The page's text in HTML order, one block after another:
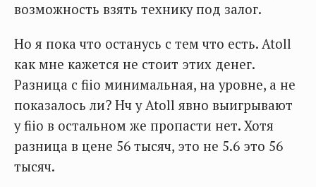
возможность взять технику под залог.
Но я пока что останусь с тем что есть. Atoll
как мне кажется не стоит этих денег.
Разница с fiio минимальная, на уровне, а не
показалось ли? Нч у Atoll явно выигрывают
у fiio в остальном же пропасти нет. Хотя
разница в цене 56 тысяч, это не 5.6 это 56
тысяч.